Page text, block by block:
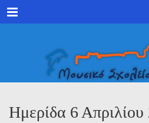
Menu
Ημερίδα 6